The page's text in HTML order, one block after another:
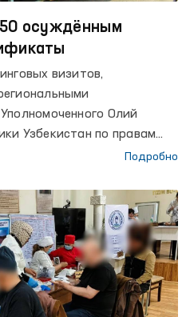
осуждённым
визитов,
Олий
Узбекистан по правам
в учреждения
осуждённых, особое
мероприятиям,
их социальной
Подробно